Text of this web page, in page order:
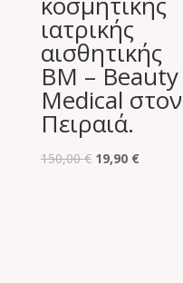
ιατρικής
αισθητικής
BM – Beauty
Medical στον
Πειραιά.
150,00€ Original
19,90 €Η